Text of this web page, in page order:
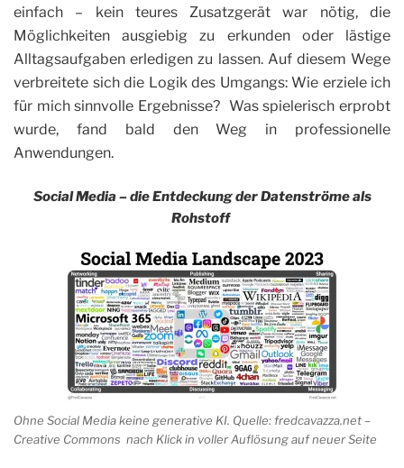
einfach – kein teures Zusatzgerät war nötig, die
Möglichkeiten ausgiebig zu erkunden oder lästige
Alltagsaufgaben erledigen zu lassen. Auf diesem Wege
verbreitete sich die Logik des Umgangs: Wie erziele ich
für mich sinnvolle Ergebnisse? Was spielerisch erprobt
wurde, fand bald den Weg in professionelle
Anwendungen.
Social Media – die Entdeckung der Datenströme als
Rohstoff
Ohne Social Media keine generative KI. Quelle: fredcavazza.net –
Creative Commons nach Klick in voller Auflösung auf neuer Seite